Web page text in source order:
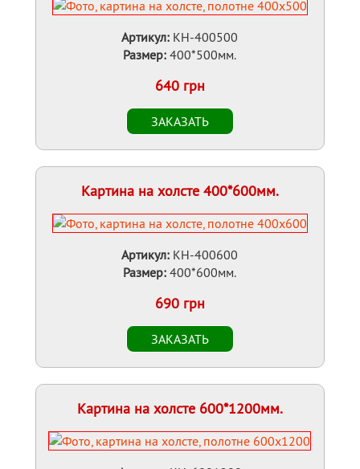
Артикул: KH-400500
Размер: 400*500мм.
640 грн
Картина на холсте 400*600мм.
Артикул: KH-400600
Размер: 400*600мм.
690 грн
Картина на холсте 600*1200мм.